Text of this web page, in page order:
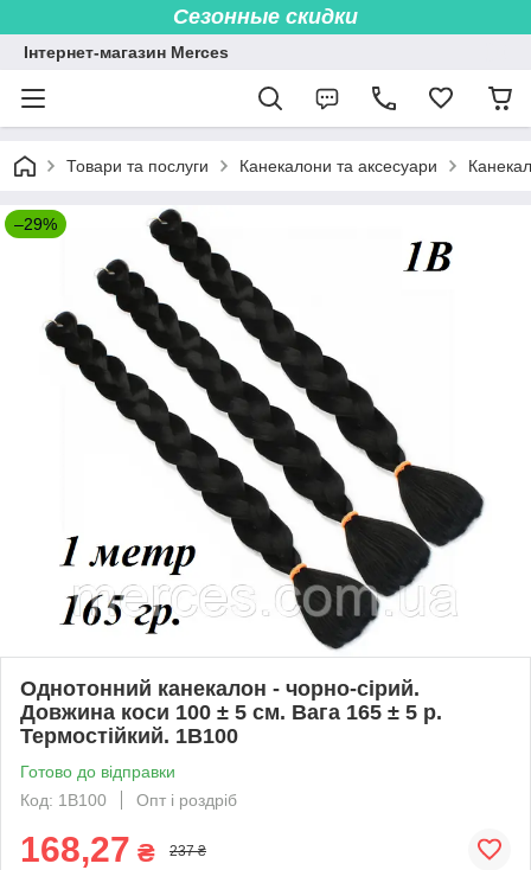
Сезонные скидки
Інтернет-магазин Merces
Товари та послуги Канекалони та аксесуари
–29%
Однотонний канекалон - чорно-сірий.
Довжина коси 100 ± 5 см. Вага 165 ± 5 р.
Термостійкий. 1B100
Готово до відправки
Код: 1B100
Опт і роздріб
168,27 ₴ 237 ₴